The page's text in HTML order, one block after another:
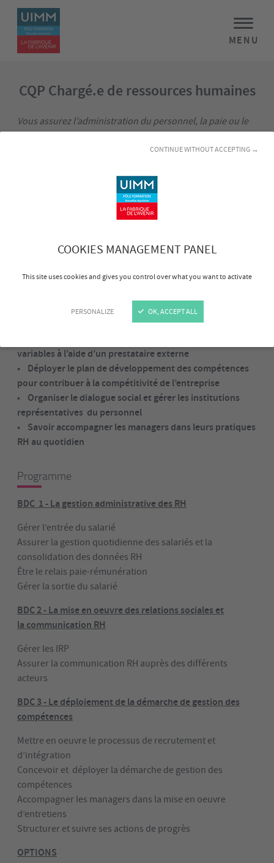
COOKIES MANAGEMENT PANEL
This site uses cookies and gives you control over what you want to activate
PERSONALIZE
CONTINUE WITHOUT ACCEPTING →
OK, ACCEPT ALL
MENU
CQP Chargé.e de ressources humaines
Vous assurez l’administration du personnel, la paie ou le
Ce parcours certifiant vous permet de structurer vos
pratiques RH, gagner en sérénité et asseoir votre légitimité
sociale de son périmètre RH
garantissant la diversité et l’inclusion
• Assurer la gestion quotidienne du personnel
variables à l’aide d’un prestataire externe
• Déployer le plan de développement des compétences
pour contribuer à la compétitivité de l’entreprise
•
Organiser le dialogue social et gérer les institutions
représentatives du personnel
• Savoir accompagner les managers dans leurs pratiques
RH au quotidien
Programme
BDC 1 - La gestion administrative des RH
Gérer l’entrée du salarié
Assurer la gestion quotidienne des salariés et la
consolidation des données RH
Être le relais paie-rémunération
Gérer la sortie du salarié
BDC 2 -La mise en oeuvre des relations sociales et
la communication RH
Gérer les IRP
Assurer la communication RH auprès des différents
acteurs
BDC 3 - Le déploiement de la démarche de gestion des
compétences
Mettre en oeuvre le processus de recrutement et
d’intégration
Concevoir et déployer la démarche de gestion des
compétences
Accompagner les managers dans la mise en oeuvre
d’entretiens
Structurer et suivre ses actions de progrès
OPTIONS